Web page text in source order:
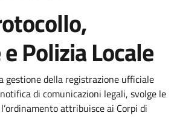
Polizia Locale
gestione della registrazione ufficiale
di comunicazioni legali, svolge le
attribuisce ai Corpi di